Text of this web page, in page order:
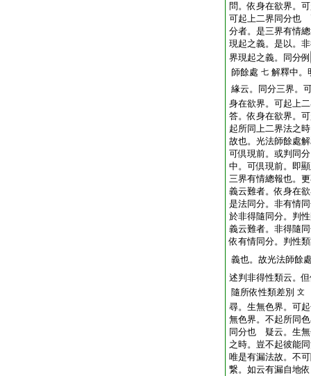
問。依身在欲界。
可起上二界同分也
分者。是三界有情
現起之義。是以。
界現起之義。同分例
師餘處 七 解釋中。
緣云。同分三界。
身在欲界。可起上
答。依身在欲界。
起所同上二界法之
故也。光法師餘處
可倶現前。或判同
中。可倶現前。即
三界有情總報也。
義云難者。依身在
是法同分。非有情
於非得隨同分。判
義云難者。非得隨
依有情同分。判性
義也。故光法師餘
述判非得性類云。
隨所依性類差別 文
尋。生無色界。可
無色界。不起所同
同分也 疑云。生無
之時。豈不起彼能
唯是有漏法故。不
繋。如云有漏自地